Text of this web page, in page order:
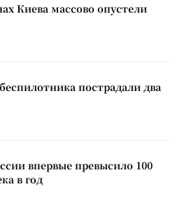
Киева массово опустели
пострадали два
впервые превысило 100
в год